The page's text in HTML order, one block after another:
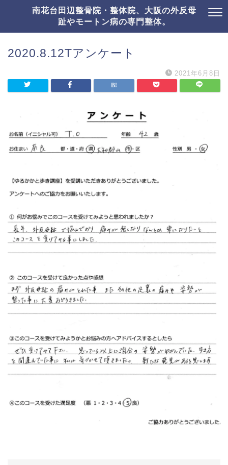
南花台田辺整骨院・整体院、大阪の外反母
趾やモートン病の専門整体。
2020.8.12Tアンケート
2021年6月8日